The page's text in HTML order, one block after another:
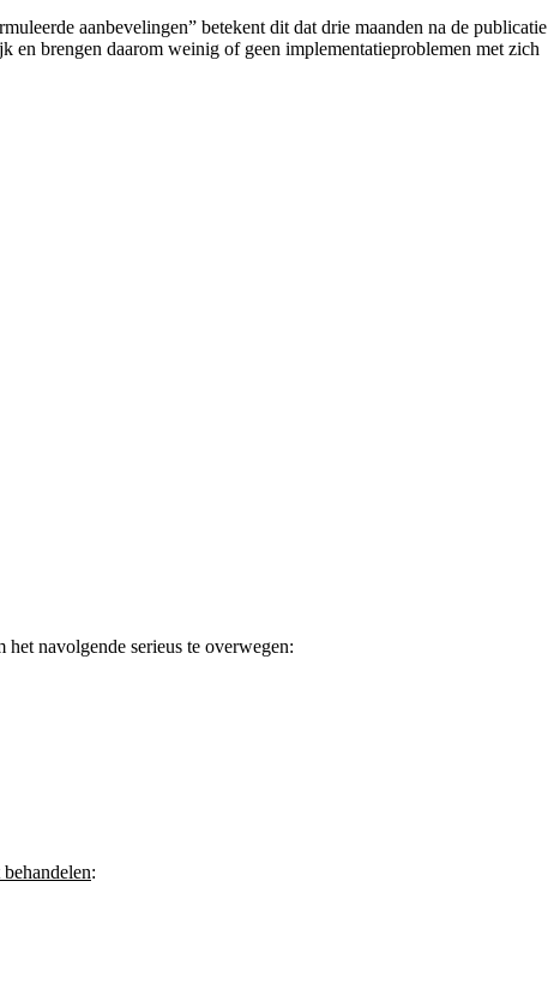
aanbevelingen” betekent dit dat drie maanden na de publicatie
en brengen daarom weinig of geen implementatieproblemen met zich
navolgende serieus te overwegen:
: